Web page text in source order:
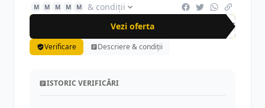
M M M M M
& condiții
Vezi oferta
-90%
Verificare Descriere & condiții
ISTORIC VERIFICĂRI